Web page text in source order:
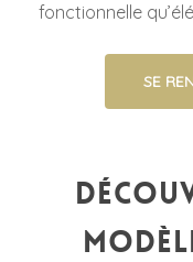
fonctionnelle
SE